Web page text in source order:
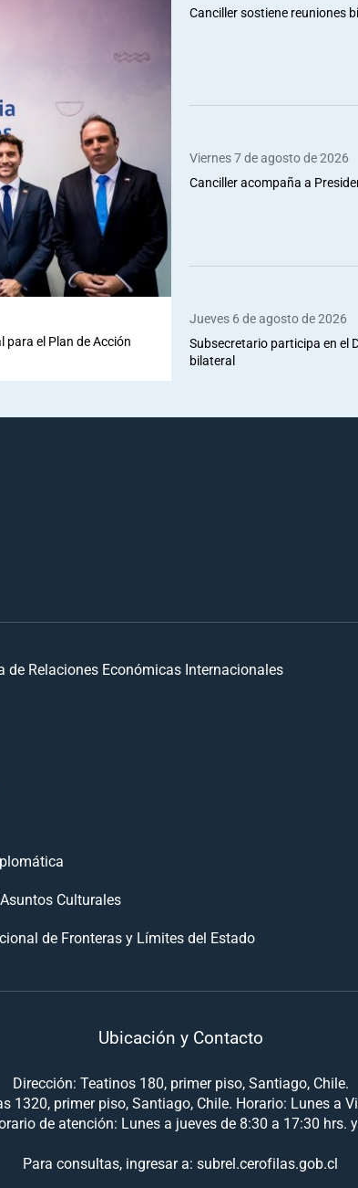
el Plan de Acción
Canciller sostiene reuniones
Viernes 7 de agosto de 2026
Canciller acompaña a
Jueves 6 de agosto de 2026
Subsecretario participa en el
bilateral
de Relaciones Económicas Internacionales
Culturales
de Fronteras y Límites del Estado
Ubicación y Contacto
Dirección: Teatinos 180, primer piso, Santiago, Chile.
1320, primer piso, Santiago, Chile. Horario: Lunes a
de atención: Lunes a jueves de 8:30 a 17:30 hrs.
Para consultas, ingresar a: subrel.cerofilas.gob.cl